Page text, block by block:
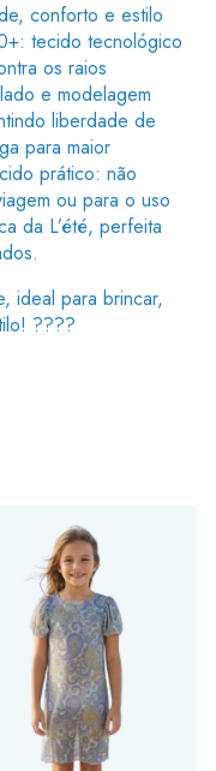
conforto e estilo
tecido tecnológico
os raios
e modelagem
liberdade de
para maior
prático: não
ou para o uso
da L’été, perfeita
ideal para brincar,
????